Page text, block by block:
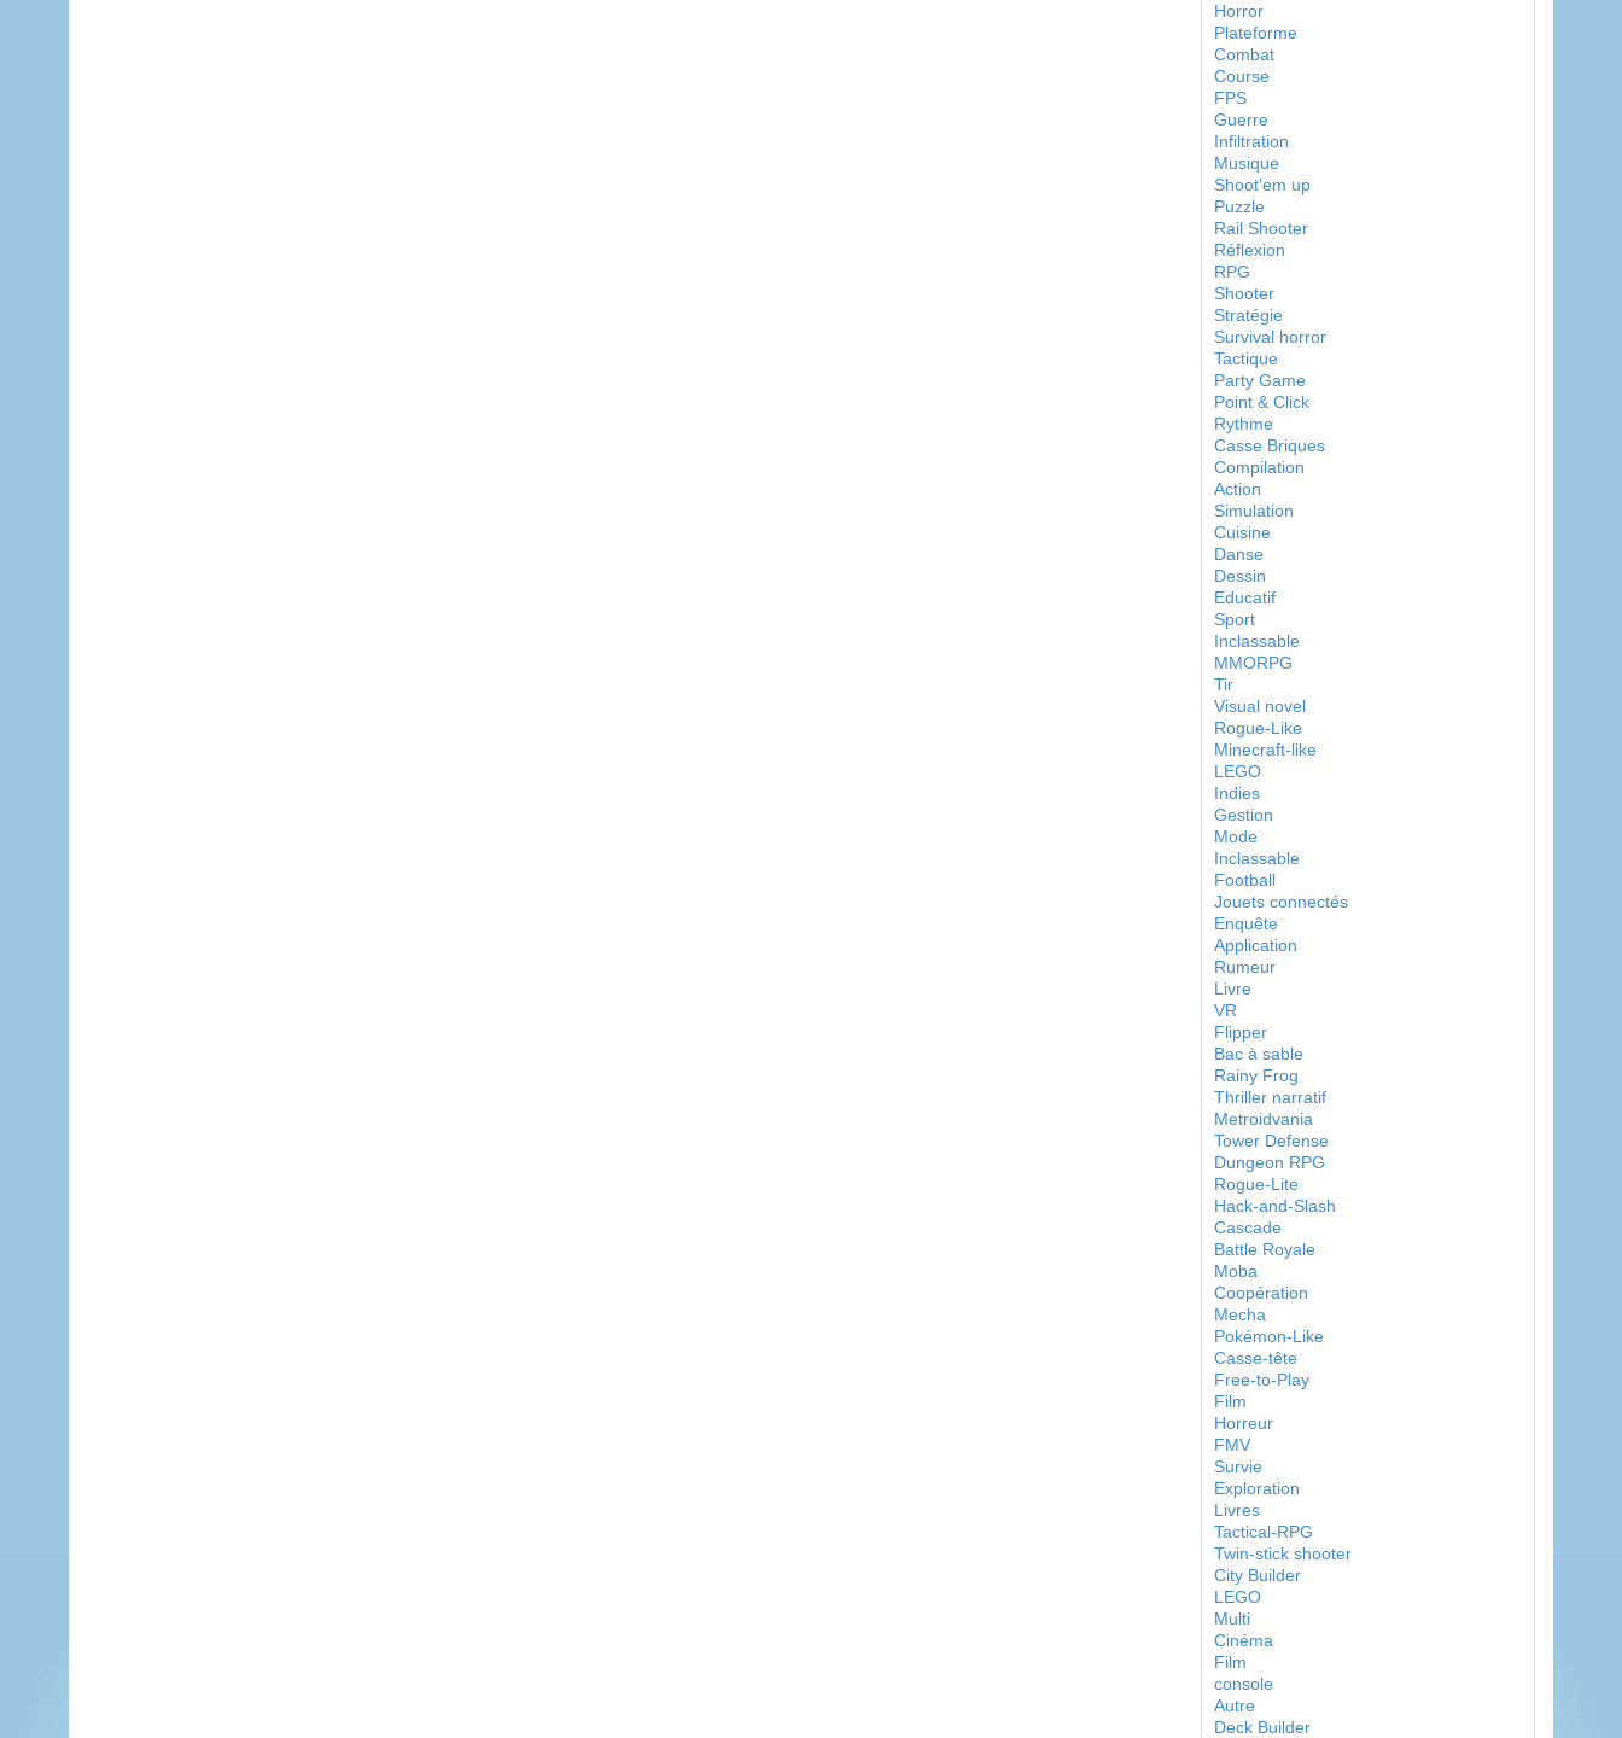
Horror
Plateforme
Combat
Course
FPS
Guerre
Infiltration
Musique
Shoot'em up
Puzzle
Rail Shooter
Réflexion
RPG
Shooter
Stratégie
Survival horror
Tactique
Party Game
Point & Click
Rythme
Casse Briques
Compilation
Action
Simulation
Cuisine
Danse
Dessin
Educatif
Sport
Inclassable
MMORPG
Tir
Visual novel
Rogue-Like
Minecraft-like
LEGO
Indies
Gestion
Mode
Inclassable
Football
Jouets connectés
Enquête
Application
Rumeur
Livre
VR
Flipper
Bac à sable
Rainy Frog
Thriller narratif
Metroidvania
Tower Defense
Dungeon RPG
Rogue-Lite
Hack-and-Slash
Cascade
Battle Royale
Moba
Coopération
Mecha
Pokémon-Like
Casse-tête
Free-to-Play
Film
Horreur
FMV
Survie
Exploration
Livres
Tactical-RPG
Twin-stick shooter
City Builder
LEGO
Multi
Cinéma
Film
console
Autre
Deck Builder